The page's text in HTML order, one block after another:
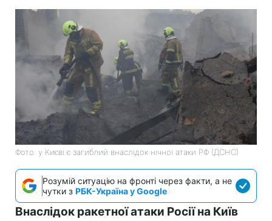
Фото: у Києві є загиблий внаслідок нічної атаки РФ (ДСНС)
Розумій ситуацію на фронті через факти, а не
чутки з РБК-Україна у Google
Внаслідок ракетної атаки Росії на Київ